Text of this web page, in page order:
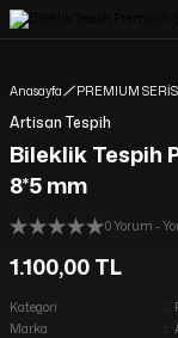
YENİ
16:00 A
Anasayfa PREMIUM
Artisan Tespih
Bileklik Tespih
8*5 mm
0 Yorum -
1.100,00 TL
Kategori
Marka